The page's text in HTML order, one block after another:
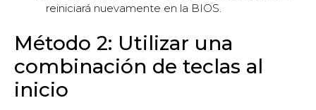
reiniciará nuevamente en la BIOS.
Método 2: Utilizar una
combinación de teclas al
inicio